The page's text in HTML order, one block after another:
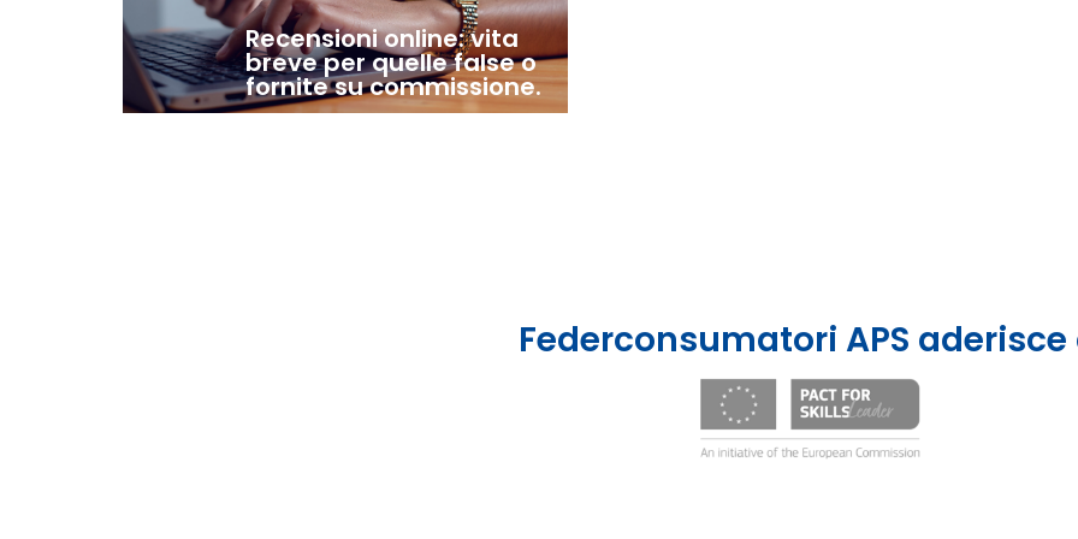
Recensioni online: vita
breve per quelle false o
fornite su commissione.
Federconsumatori APS aderisce